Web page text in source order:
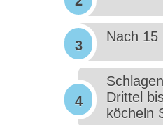
Nach 15
Drittel
köcheln